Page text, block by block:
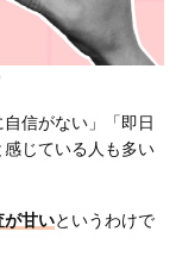
信がない」「即日
じている人も多い
が甘いというわけで